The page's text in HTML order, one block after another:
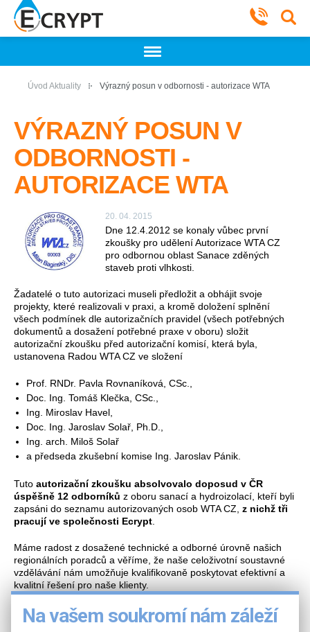
Na vašem soukromí nám záleží
Úvod Aktuality Výrazný posun v odbornosti - autorizace WTA
VÝRAZNÝ POSUN V
ODBORNOSTI -
AUTORIZACE WTA
20. 04. 2015
Dne 12.4.2012 se konaly vůbec první
zkoušky pro udělení Autorizace WTA CZ
pro odbornou oblast Sanace zděných
staveb proti vlhkosti.
Žadatelé o tuto autorizaci museli předložit a obhájit svoje
projekty, které realizovali v praxi, a kromě doložení splnění
všech podmínek dle autorizačních pravidel (všech potřebných
dokumentů a dosažení potřebné praxe v oboru) složit
autorizační zkoušku před autorizační komisí, která byla,
ustanovena Radou WTA CZ ve složení
Prof. RNDr. Pavla Rovnaníková, CSc.,
Doc. Ing. Tomáš Klečka, CSc.,
Ing. Miroslav Havel,
Doc. Ing. Jaroslav Solař, Ph.D.,
Ing. arch. Miloš Solař
a předseda zkušební komise Ing. Jaroslav Pánik.
Tuto autorizační zkoušku absolvovalo doposud v ČR
úspěšně 12 odborníků z oboru sanací a hydroizolací, kteří byli
zapsáni do seznamu autorizovaných osob WTA CZ, z nichž tři
pracují ve společnosti Ecrypt
Máme radost z dosažené technické a odborné úrovně našich
regionálních poradců a věříme, že naše celoživotní soustavné
vzdělávání nám umožňuje kvalifikovaně poskytovat efektivní a
kvalitní řešení pro naše klienty.